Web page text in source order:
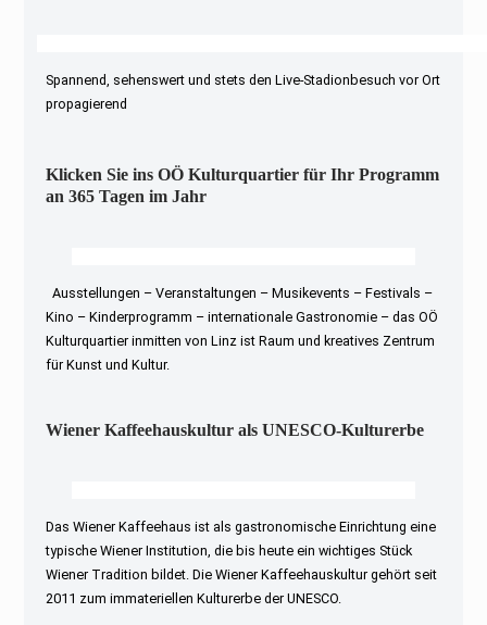
Spannend, sehenswert und stets den Live-Stadionbesuch vor Ort
propagierend
Klicken Sie ins OÖ Kulturquartier für Ihr Programm
an 365 Tagen im Jahr
Ausstellungen – Veranstaltungen – Musikevents – Festivals –
Kino – Kinderprogramm – internationale Gastronomie – das OÖ
Kulturquartier inmitten von Linz ist Raum und kreatives Zentrum
für Kunst und Kultur.
Wiener Kaffeehauskultur als UNESCO-Kulturerbe
Das Wiener Kaffeehaus ist als gastronomische Einrichtung eine
typische Wiener Institution, die bis heute ein wichtiges Stück
Wiener Tradition bildet. Die Wiener Kaffeehauskultur gehört seit
2011 zum immateriellen Kulturerbe der UNESCO.